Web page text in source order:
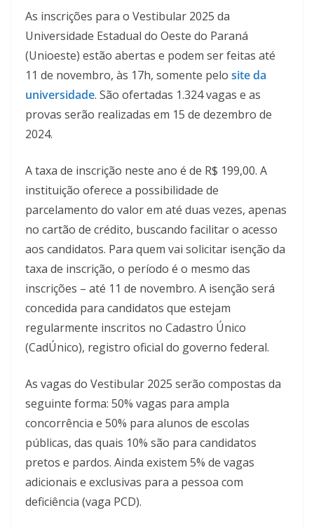
As inscrições para o Vestibular 2025 da
Universidade Estadual do Oeste do Paraná
(Unioeste) estão abertas e podem ser feitas até
11 de novembro, às 17h, somente pelo site da
universidade. São ofertadas 1.324 vagas e as
provas serão realizadas em 15 de dezembro de
2024.
A taxa de inscrição neste ano é de R$ 199,00. A
instituição oferece a possibilidade de
parcelamento do valor em até duas vezes, apenas
no cartão de crédito, buscando facilitar o acesso
aos candidatos. Para quem vai solicitar isenção da
taxa de inscrição, o período é o mesmo das
inscrições – até 11 de novembro. A isenção será
concedida para candidatos que estejam
regularmente inscritos no Cadastro Único
(CadÚnico), registro oficial do governo federal.
As vagas do Vestibular 2025 serão compostas da
seguinte forma: 50% vagas para ampla
concorrência e 50% para alunos de escolas
públicas, das quais 10% são para candidatos
pretos e pardos. Ainda existem 5% de vagas
adicionais e exclusivas para a pessoa com
deficiência (vaga PCD).